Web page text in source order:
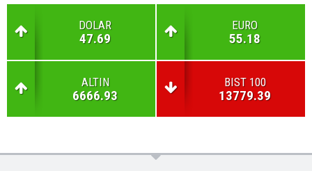
DOLAR
47.69
EURO
55.18
ALTIN
6666.93
BIST 100
13779.39